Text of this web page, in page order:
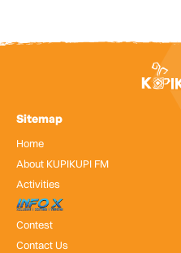
Sitemap
Home
About KUPIKUPI FM
Activities
InfoX
Contest
Contact Us